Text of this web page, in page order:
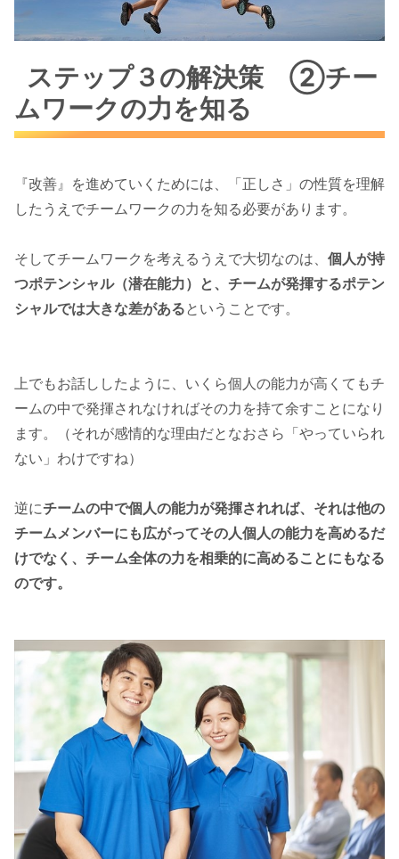
ステップ３の解決策 ②チー
ムワークの力を知る
『改善』を進めていくためには、「正しさ」の性質を理解
したうえでチームワークの力を知る必要があります。
そしてチームワークを考えるうえで大切なのは、 個人が持
つポテンシャル（潜在能力）と、チームが発揮するポテン
シャルでは大きな差があるということです。
上でもお話ししたように、いくら個人の能力が高くてもチ
ームの中で発揮されなければその力を持て余すことになり
ます。（それが感情的な理由だとなおさら「やっていられ
ない」わけですね）
逆にチームの中で個人の能力が発揮されれば、それは他の
チームメンバーにも広がってその人個人の能力を高めるだ
けでなく、チーム全体の力を相乗的に高めることにもなる
のです。